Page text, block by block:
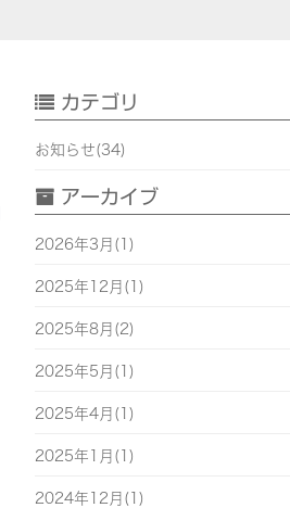
カテゴリ
お知らせ(34)
アーカイブ
2026年3月(1)
2025年12月(1)
2025年8月(2)
2025年5月(1)
2025年4月(1)
2025年1月(1)
2024年12月(1)